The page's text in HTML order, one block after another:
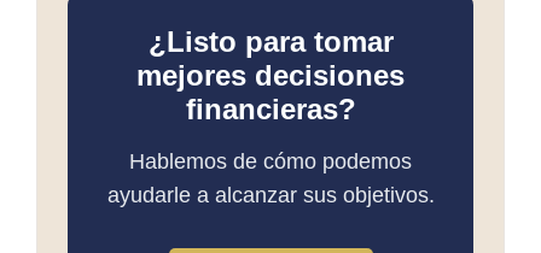
¿Listo para tomar
mejores decisiones
financieras?
Hablemos de cómo podemos
ayudarle a alcanzar sus objetivos.